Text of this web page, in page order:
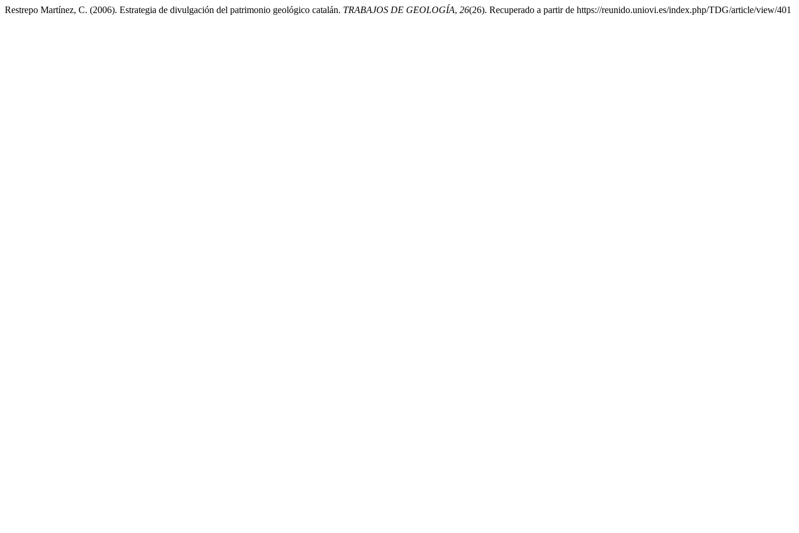
Restrepo Martínez, C. (2006). Estrategia de divulgación del patrimonio geológico catalán. TRABAJOS DE GEOLOGÍA, 26(26). Recuperado a partir de https://reunido.uniovi.es/index.php/TDG/article/view/401